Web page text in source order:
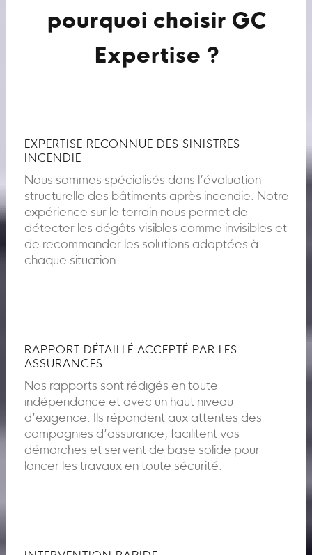
pourquoi choisir GC
Expertise ?
EXPERTISE RECONNUE DES SINISTRES
INCENDIE
Nous sommes spécialisés dans l’évaluation
structurelle des bâtiments après incendie. Notre
expérience sur le terrain nous permet de
détecter les dégâts visibles comme invisibles et
de recommander les solutions adaptées à
chaque situation.
RAPPORT DÉTAILLÉ ACCEPTÉ PAR LES
ASSURANCES
Nos rapports sont rédigés en toute
indépendance et avec un haut niveau
d’exigence. Ils répondent aux attentes des
compagnies d’assurance, facilitent vos
démarches et servent de base solide pour
lancer les travaux en toute sécurité.